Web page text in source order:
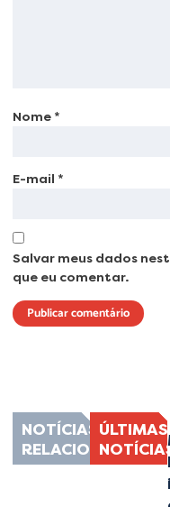
Nome *
E-mail *
Salvar meus dados
que eu comentar.
NOTÍCIAS
RELACIONADAS
ÚLTIMAS